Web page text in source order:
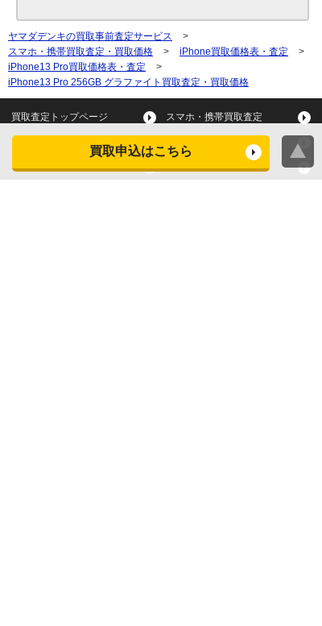
買取申込はこちら
ヤマダデンキの買取事前査定サービス
>
スマホ・携帯買取査定・買取価格
> iPhone買取価格表・査定
>
iPhone13 Pro買取価格表・査定
>
iPhone13 Pro 256GB グラファイト買取査定・買取価格
買取査定トップページ スマホ・携帯買取査定
タブレット買取査定
スマートウォッチ買取査定 デジカメ買取査定